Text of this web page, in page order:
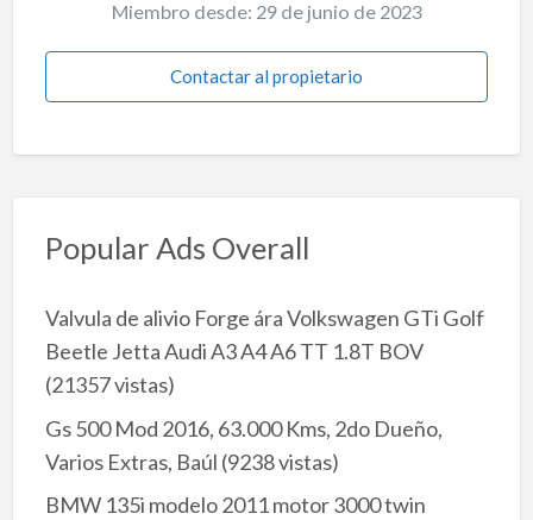
Miembro desde: 29 de junio de 2023
Contactar al propietario
Popular Ads Overall
Valvula de alivio Forge ára Volkswagen GTi Golf
Beetle Jetta Audi A3 A4 A6 TT 1.8T BOV
(21357 vistas)
Gs 500 Mod 2016, 63.000 Kms, 2do Dueño,
Varios Extras, Baúl (9238 vistas)
BMW 135i modelo 2011 motor 3000 twin